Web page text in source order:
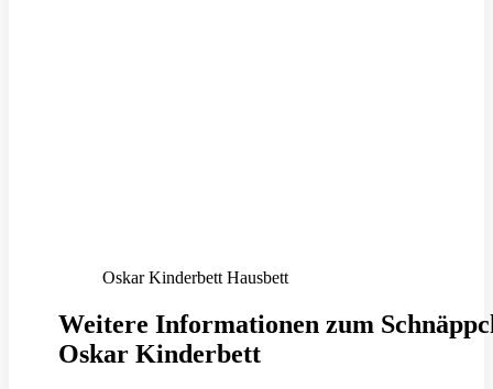
Oskar Kinderbett Hausbett
Weitere Informationen zum
Oskar Kinderbett